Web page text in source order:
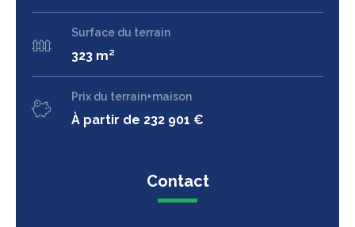
Surface du terrain
323 m²
Prix du terrain+maison
À partir de 232 901 €
Contact